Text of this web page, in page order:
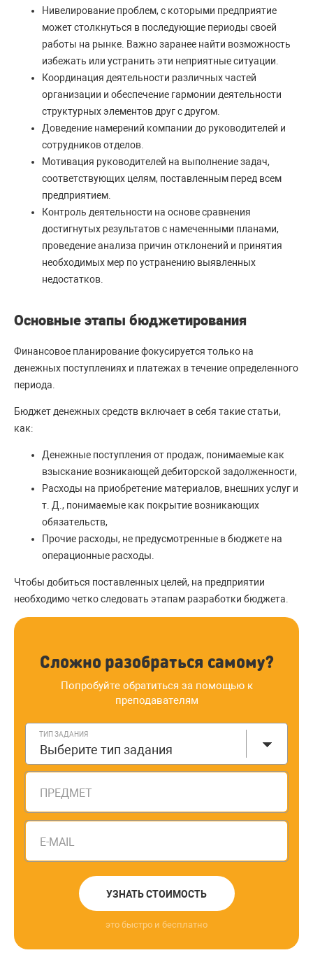
Нивелирование проблем, с которыми предприятие
может столкнуться в последующие периоды своей
работы на рынке. Важно заранее найти возможность
избежать или устранить эти неприятные ситуации.
Координация деятельности различных частей
организации и обеспечение гармонии деятельности
структурных элементов друг с другом.
Доведение намерений компании до руководителей и
сотрудников отделов.
Мотивация руководителей на выполнение задач,
соответствующих целям, поставленным перед всем
предприятием.
Контроль деятельности на основе сравнения
достигнутых результатов с намеченными планами,
проведение анализа причин отклонений и принятия
необходимых мер по устранению выявленных
недостатков.
Основные этапы бюджетирования
Финансовое планирование фокусируется только на
денежных поступлениях и платежах в течение определенного
периода.
Бюджет денежных средств включает в себя такие статьи,
как:
Денежные поступления от продаж, понимаемые как
взыскание возникающей дебиторской задолженности,
Расходы на приобретение материалов, внешних услуг и
т. Д., понимаемые как покрытие возникающих
обязательств,
Прочие расходы, не предусмотренные в бюджете на
операционные расходы.
Чтобы добиться поставленных целей, на предприятии
необходимо четко следовать этапам разработки бюджета.
Сложно разобраться самому?
Попробуйте обратиться за помощью к
преподавателям
ТИП ЗАДАНИЯ
Выберите тип задания
ПРЕДМЕТ
E-MAIL
УЗНАТЬ СТОИМОСТЬ
это быстро и бесплатно